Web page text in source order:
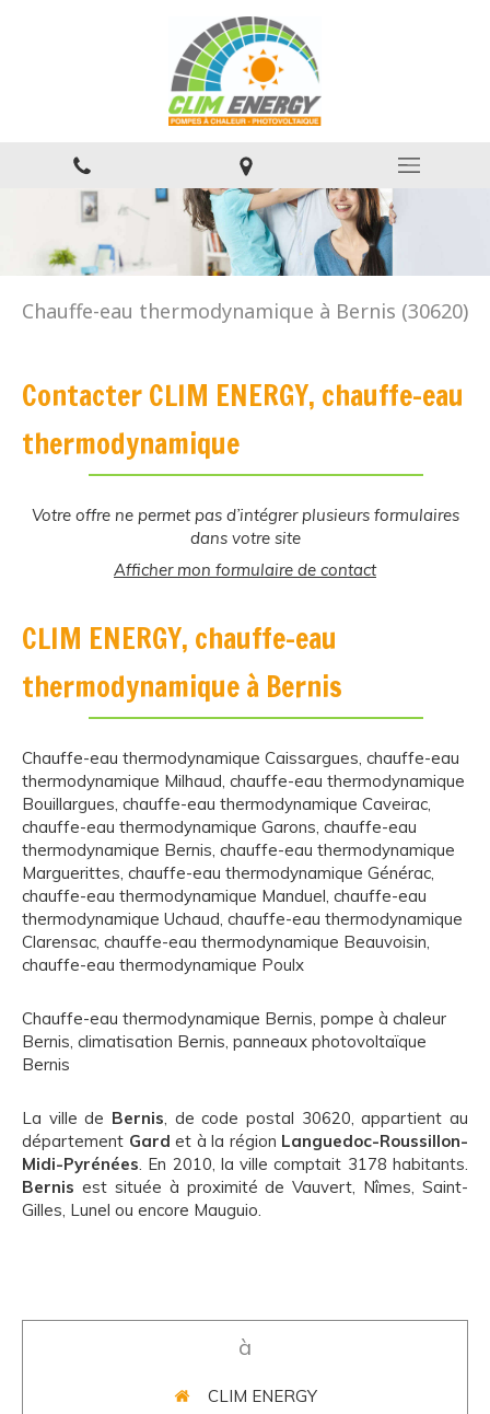
Chauffe-eau thermodynamique à Bernis (30620)
Contacter CLIM ENERGY, chauffe-eau
thermodynamique
Votre offre ne permet pas d’intégrer plusieurs formulaires
dans votre site
Afficher mon formulaire de contact
CLIM ENERGY, chauffe-eau
thermodynamique à Bernis
Chauffe-eau thermodynamique Caissargues, chauffe-eau
thermodynamique Milhaud, chauffe-eau thermodynamique
Bouillargues, chauffe-eau thermodynamique Caveirac,
chauffe-eau thermodynamique Garons, chauffe-eau
thermodynamique Bernis, chauffe-eau thermodynamique
Marguerittes, chauffe-eau thermodynamique Générac,
chauffe-eau thermodynamique Manduel, chauffe-eau
thermodynamique Uchaud, chauffe-eau thermodynamique
Clarensac, chauffe-eau thermodynamique Beauvoisin,
chauffe-eau thermodynamique Poulx
Chauffe-eau thermodynamique Bernis, pompe à chaleur
Bernis, climatisation Bernis, panneaux photovoltaïque
Bernis
La ville de Bernis, de code postal 30620, appartient au
département Gard et à la région Languedoc-Roussillon-
Midi-Pyrénées. En 2010, la ville comptait 3178 habitants.
Bernis est située à proximité de Vauvert, Nîmes, Saint-
Gilles, Lunel ou encore Mauguio.
à
CLIM ENERGY